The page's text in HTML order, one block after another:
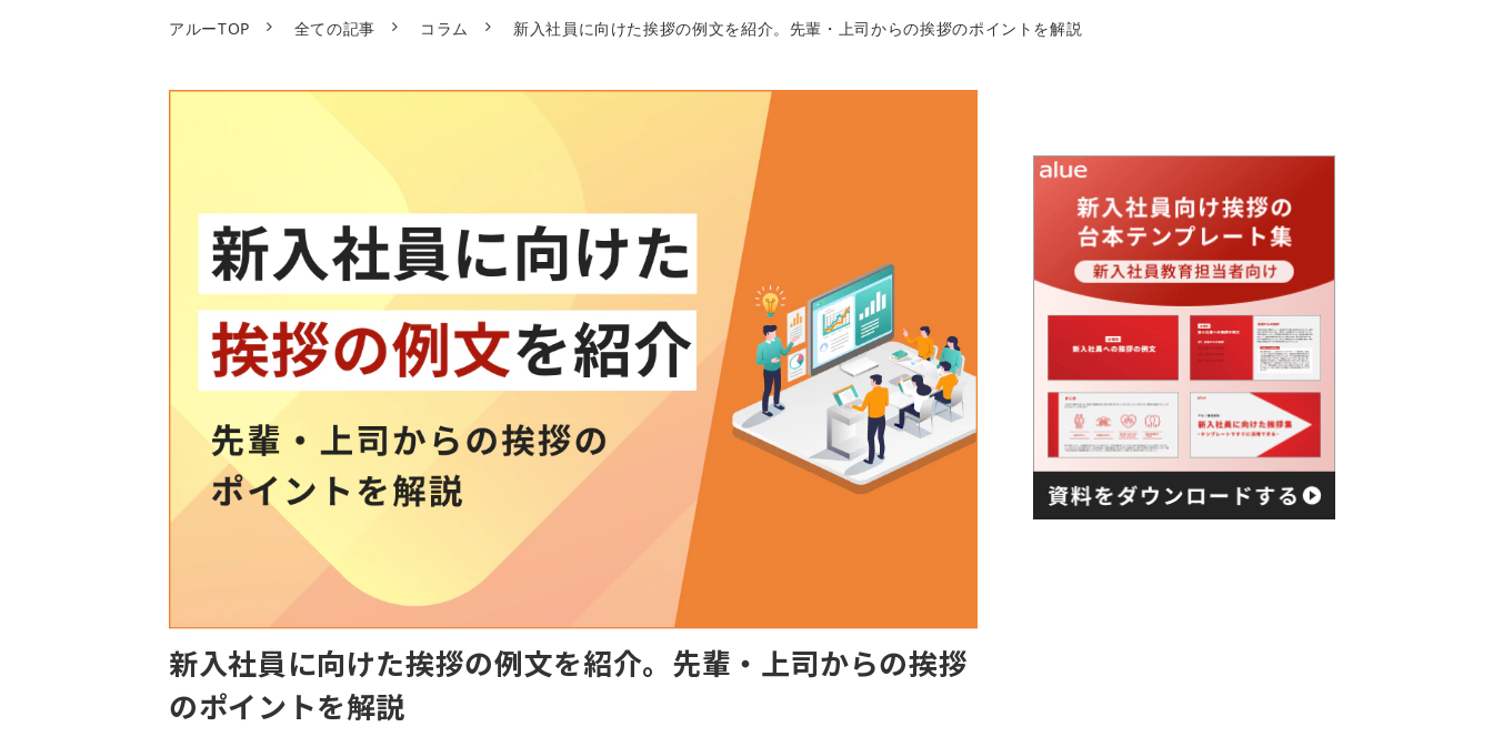
アルーTOP 全ての記事 コラム 新入社員に向けた挨拶の例文を紹介。先輩・上司からの挨拶のポイントを解説
新入社員に向けた挨拶の例文を紹介。先輩・上司からの挨拶
のポイントを解説